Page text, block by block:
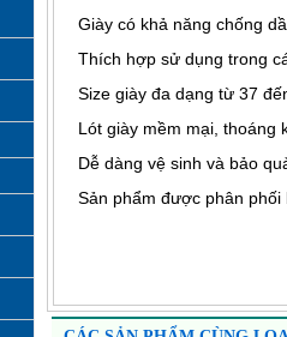
Giày có khả năng chống
Thích hợp sử dụng trong
Size giày đa dạng từ 37
Lót giày mềm mại, thoáng
Dễ dàng vệ sinh và bảo
Sản phẩm được phân phối